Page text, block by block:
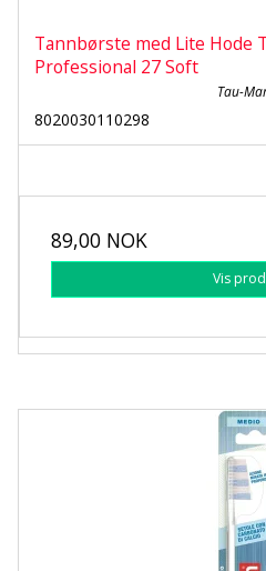
Tannbørste med Lite Hode
Professional 27 Soft
Tau-
8020030110298
89,00 NOK
Vis